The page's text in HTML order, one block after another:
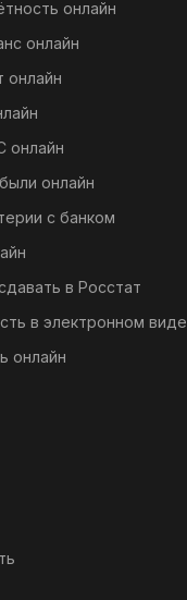
онлайн
онлайн
онлайн
онлайн
онлайн
с банком
в Росстат
в электронном виде
онлайн